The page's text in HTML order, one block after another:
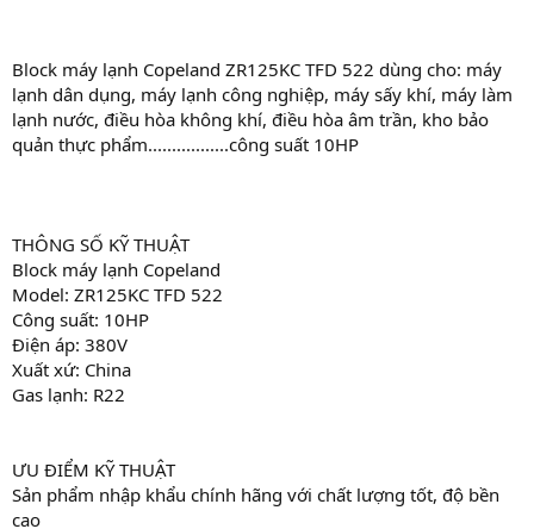
Block máy lạnh Copeland ZR125KC TFD 522 dùng cho: máy
lạnh dân dụng, máy lạnh công nghiệp, máy sấy khí, máy làm
lạnh nước, điều hòa không khí, điều hòa âm trần, kho bảo
quản thực phẩm.................công suất 10HP
THÔNG SỐ KỸ THUẬT
Block máy lạnh Copeland
Model: ZR125KC TFD 522
Công suất: 10HP
Điện áp: 380V
Xuất xứ: China
Gas lạnh: R22
ƯU ĐIỂM KỸ THUẬT
Sản phẩm nhập khẩu chính hãng với chất lượng tốt, độ bền
cao